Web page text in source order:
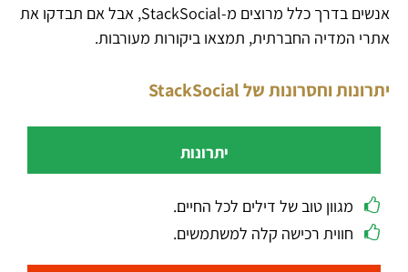
אנשים בדרך כלל מרוצים מ-StackSocial, אבל אם תבדקו את
אתרי המדיה החברתית, תמצאו ביקורות מעורבות.
יתרונות וחסרונות של StackSocial
יתרונות
מגוון טוב של דילים לכל החיים.
חווית רכישה קלה למשתמשים.